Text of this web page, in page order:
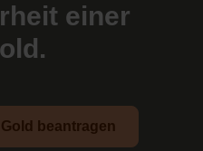
einer
beantragen